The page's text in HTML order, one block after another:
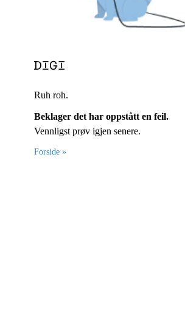
Ruh roh.
Beklager det har oppstått en feil.
Vennligst prøv igjen senere.
Forside »